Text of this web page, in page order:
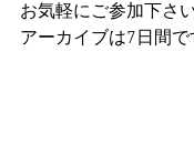
お気軽にご参加下さい
アーカイブは7日間で